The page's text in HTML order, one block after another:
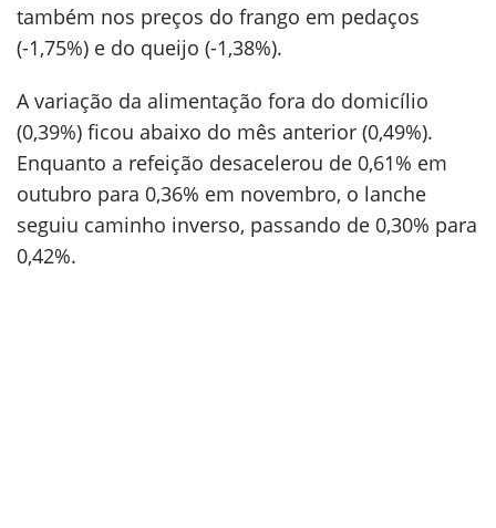
também nos preços do frango em pedaços
(-1,75%) e do queijo (-1,38%).
A variação da alimentação fora do domicílio
(0,39%) ficou abaixo do mês anterior (0,49%).
Enquanto a refeição desacelerou de 0,61% em
outubro para 0,36% em novembro, o lanche
seguiu caminho inverso, passando de 0,30% para
0,42%.